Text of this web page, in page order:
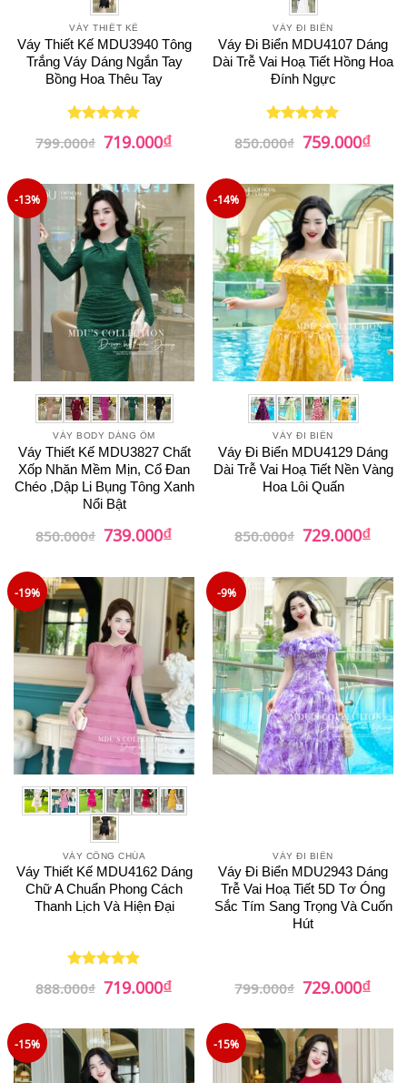
VÁY THIẾT KẾ
Váy Thiết Kế MDU3940 Tông
Trắng Váy Dáng Ngắn Tay
Bồng Hoa Thêu Tay
Được xếp
hạng
55
799.000₫ Giá
gốc
719.000₫Giá
hiện
719.000₫.
VÁY ĐI BIỂN
Váy Đi Biển MDU4107 Dáng
Dài Trễ Vai Hoạ Tiết Hồng Hoa
Đính Ngực
Được xếp
hạng
55
850.000₫ Giá
gốc
759.000₫Giá
hiện
-13%
VÁY BODY DÁNG ÔM
Váy Thiết Kế MDU3827 Chất
Xốp Nhăn Mềm Mịn, Cổ Đan
Chéo ,Dập Li Bụng Tông Xanh
Nổi Bật
850.000₫ Giá
gốc
739.000₫Giá
hiện
739.000₫.
-14%
VÁY ĐI BIỂN
Váy Đi Biển MDU4129 Dáng
Dài Trễ Vai Hoạ Tiết Nền Vàng
Hoa Lôi Quấn
850.000₫ Giá
gốc
729.000₫Giá
hiện
-19%
VÁY CÔNG CHÚA
Váy Thiết Kế MDU4162 Dáng
Chữ A Chuẩn Phong Cách
Thanh Lịch Và Hiện Đại
Được xếp
hạng
55
888.000₫ Giá
gốc
719.000₫Giá
hiện
719.000₫.
-9%
VÁY ĐI BIỂN
Váy Đi Biển MDU2943 Dáng
Trễ Vai Hoạ Tiết 5D Tơ Óng
Sắc Tím Sang Trọng Và Cuốn
Hút
799.000₫ Giá
gốc
729.000₫Giá
hiện
-15% -15%